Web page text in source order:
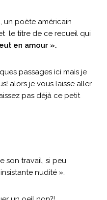
, un poète américain
le titre de ce recueil qui
en amour ».
passages ici mais je
alors je vous laisse aller
pas déjà ce petit
son travail, si peu
nudité ».